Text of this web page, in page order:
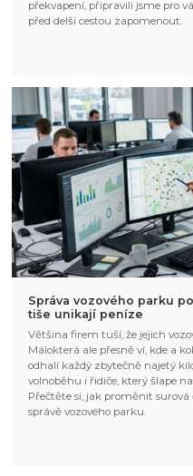
překvapení, připravili jsme pro
před delší cestou zapomenout.
Správa vozového parku
tiše unikají peníze
Většina firem tuší, že jejich
Málokterá ale přesně ví, kde a
odhalí každý zbytečně najetý
volnoběhu i řidiče, který šlape
Přečtěte si, jak proměnit
správě vozového parku.